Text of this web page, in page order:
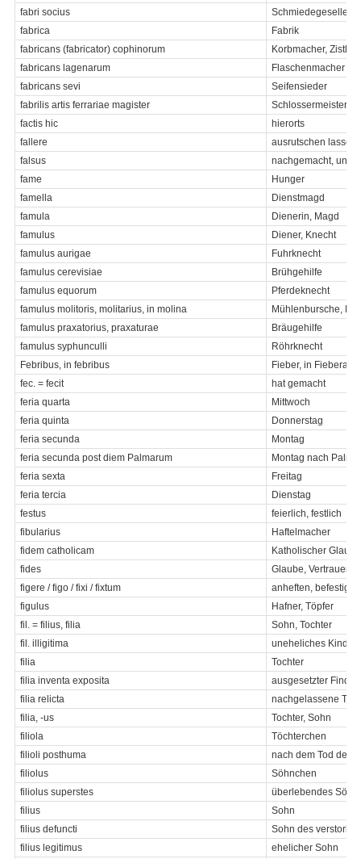
fabri socius
Schmiedegeselle
fabrica
Fabrik
fabricans (fabricator) cophinorum
Korbmacher, Zistler
fabricans lagenarum
Flaschenmacher
fabricans sevi
Seifensieder
fabrilis artis ferrariae magister
Schlossermeister
factis hic
hierorts
fallere
ausrutschen
falsus
nachgemacht,
fame
Hunger
famella
Dienstmagd
famula
Dienerin, Magd
famulus
Diener, Knecht
famulus aurigae
Fuhrknecht
famulus cerevisiae
Brühgehilfe
famulus equorum
Pferdeknecht
famulus molitoris, molitarius, in molina
Mühlenbursche,
famulus praxatorius, praxaturae
Bräugehilfe
famulus syphunculli
Röhrknecht
Febribus, in febribus
Fieber, in
fec. = fecit
hat gemacht
feria quarta
Mittwoch
feria quinta
Donnerstag
feria secunda
Montag
feria secunda post diem Palmarum
Montag nach
feria sexta
Freitag
feria tercia
Dienstag
festus
feierlich, festlich
fibularius
Haftelmacher
fidem catholicam
Katholischer Glaube
fides
Glaube, Vertrauen
figere / figo / fixi / fixtum
anheften, befestigen
figulus
Hafner, Töpfer
fil. = filius, filia
Sohn, Tochter
fil. illigitima
uneheliches Kind
filia
Tochter
filia inventa exposita
ausgesetzter
filia relicta
nachgelassene
filia, -us
Tochter, Sohn
filiola
Töchterchen
filioli posthuma
nach dem Tod
filiolus
Söhnchen
filiolus superstes
überlebendes
filius
Sohn
filius defuncti
Sohn des
filius legitimus
ehelicher Sohn